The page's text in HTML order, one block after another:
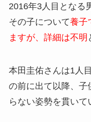
2016年3人目となる
その子について養子
ますが、詳細は不明
本田圭佑さんは1人
の前に出て以降、
らない姿勢を貫いて